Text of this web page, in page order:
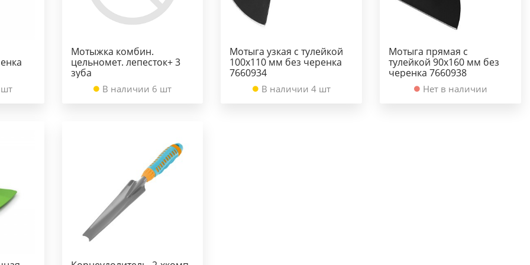
Мотыжка комбин.
цельномет. лепесток+ 3
зуба
В наличии 6 шт
Мотыга узкая с тулейкой
100х110 мм без черенка
7660934
В наличии 4 шт
Мотыга прямая с
тулейкой 90х160 мм без
черенка 7660938
Нет в наличии